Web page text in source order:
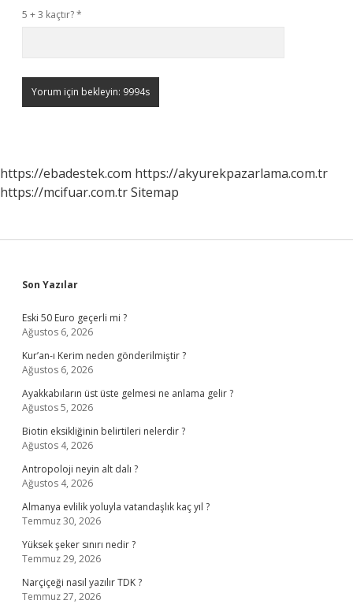
5 + 3 kaçtır?*
https://ebadestek.com https://akyurekpazarlama.com.tr
https://mcifuar.com.trSitemap
Sidebar
Son Yazılar
Eski 50 Euro geçerli mi ?
Ağustos 6, 2026
Kur’an-ı Kerim neden gönderilmiştir ?
Ağustos 6, 2026
Ayakkabıların üst üste gelmesi ne anlama gelir ?
Ağustos 5, 2026
Biotin eksikliğinin belirtileri nelerdir ?
Ağustos 4, 2026
Antropoloji neyin alt dalı ?
Ağustos 4, 2026
Almanya evlilik yoluyla vatandaşlık kaç yıl ?
Temmuz 30, 2026
Yüksek şeker sınırı nedir ?
Temmuz 29, 2026
Narçiçeği nasıl yazılır TDK ?
Temmuz 27, 2026